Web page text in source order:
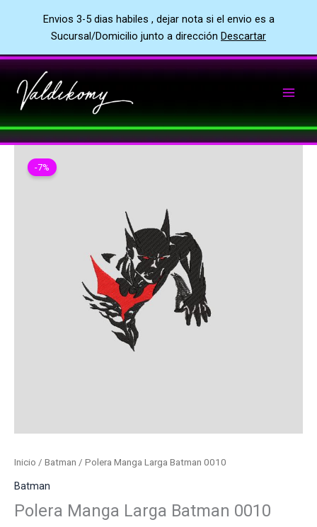
Envios 3-5 dias habiles , dejar nota si el envio es a
Sucursal/Domicilio junto a dirección Descartar
al
contenido
-7%
Inicio / Batman / Polera Manga Larga Batman 0010
Batman
Polera Manga Larga Batman 0010